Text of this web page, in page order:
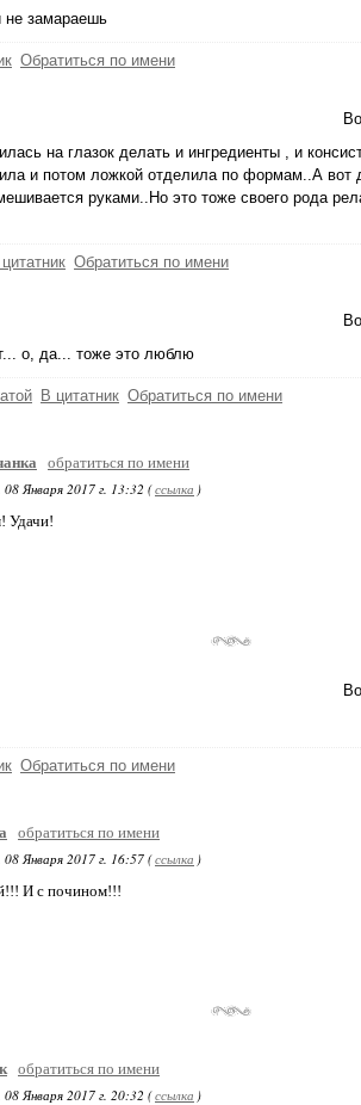
не замараешь
Обратиться по имени
на глазок делать и ингредиенты , и
и потом ложкой отделила по формам..А вот
руками..Но это тоже своего рода
Обратиться по имени
о, да... тоже это люблю
В цитатник Обратиться по имени
обратиться по имени
08 Января 2017 г. 13:32 (ссылка )
Удачи!
Обратиться по имени
обратиться по имени
08 Января 2017 г. 16:57 (ссылка )
И с почином!!!
обратиться по имени
08 Января 2017 г. 20:32 (ссылка )